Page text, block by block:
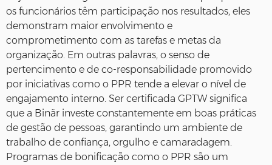
os funcionários têm participação nos resultados, eles
demonstram maior envolvimento e
comprometimento com as tarefas e metas da
organização. Em outras palavras, o senso de
pertencimento e de co-responsabilidade promovido
por iniciativas como o PPR tende a elevar o nível de
engajamento interno. Ser certificada GPTW significa
que a Binär investe constantemente em boas práticas
de gestão de pessoas, garantindo um ambiente de
trabalho de confiança, orgulho e camaradagem.
Programas de bonificação como o PPR são um